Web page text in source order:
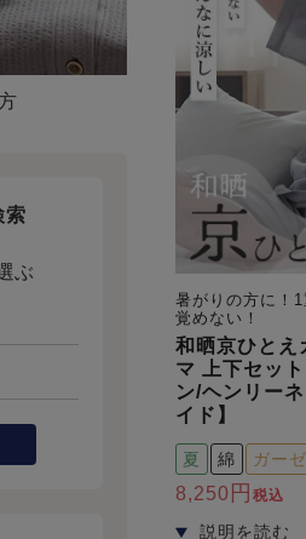
索
暑がりの方に！
覚めない！
和晒京ひとえ
マ 上下セッ
ン/ヘンリー
イド】
夏 綿 ガーゼ
8,250 税込